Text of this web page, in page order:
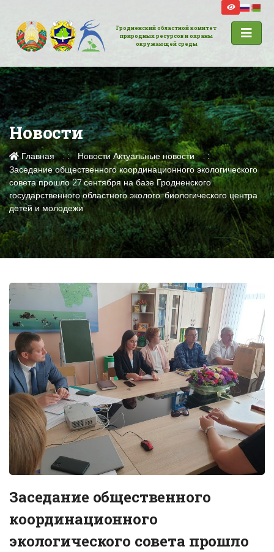
Гродненский областной комитет
природных ресурсов и охраны
окружающей среды
Новости
Главная Новости Актуальные новости
Заседание общественного координационного экологического
совета прошло 27 сентября на базе Гродненского
государственного областного эколого-биологического центра
детей и молодежи
Заседание общественного
координационного
экологического совета прошло